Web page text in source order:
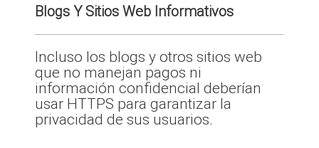
Blogs Y Sitios Web Informativos
Incluso los blogs y otros sitios web
que no manejan pagos ni
información confidencial deberían
usar HTTPS para garantizar la
privacidad de sus usuarios.